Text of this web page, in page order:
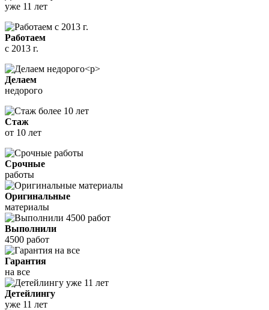
уже 11 лет
Работаем
с 2013 г.
Делаем
недорого
Стаж
от 10 лет
Срочные
работы
Оригинальные
материалы
Выполнили
4500 работ
Гарантия
на все
Детейлингу
уже 11 лет